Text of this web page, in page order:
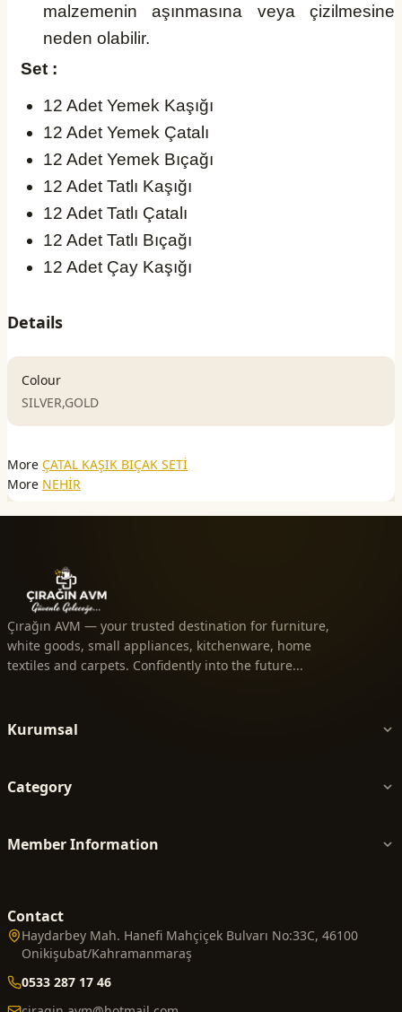
malzemenin aşınmasına veya çizilmesine
neden olabilir.
Set :
12 Adet Yemek Kaşığı
12 Adet Yemek Çatalı
12 Adet Yemek Bıçağı
12 Adet Tatlı Kaşığı
12 Adet Tatlı Çatalı
12 Adet Tatlı Bıçağı
12 Adet Çay Kaşığı
Details
Colour
SILVER,GOLD
More ÇATAL KAŞIK BIÇAK SETİ
More NEHİR
Çırağın AVM — your trusted destination for furniture,
white goods, small appliances, kitchenware, home
textiles and carpets. Confidently into the future...
Kurumsal
Category
Member Information
Contact
Haydarbey Mah. Hanefi Mahçiçek Bulvarı No:33C, 46100
Onikişubat/Kahramanmaraş
0533 287 17 46